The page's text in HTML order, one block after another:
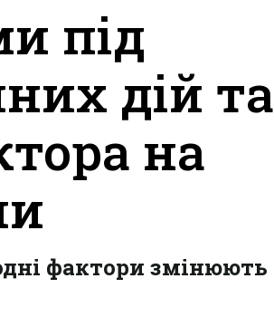
під
дій та
на
фактори змінюють